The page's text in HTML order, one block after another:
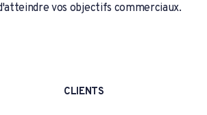
vos objectifs commerciaux.
CLIENTS